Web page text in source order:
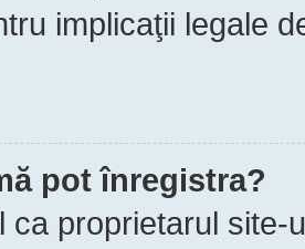
implicaţii legale
pot înregistra?
ca proprietarul